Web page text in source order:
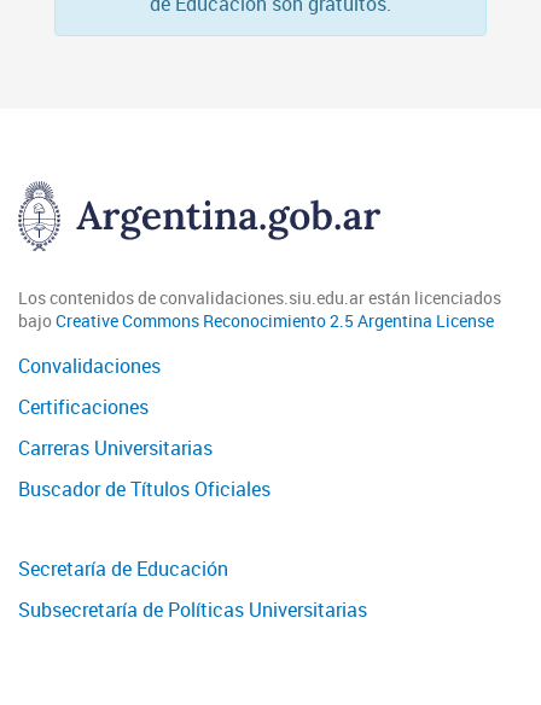
Los contenidos de convalidaciones.siu.edu.ar están licenciados
bajoCreative Commons Reconocimiento 2.5 Argentina License
Convalidaciones
Certificaciones
Carreras Universitarias
Buscador de Títulos Oficiales
Secretaría de Educación
Subsecretaría de Políticas Universitarias